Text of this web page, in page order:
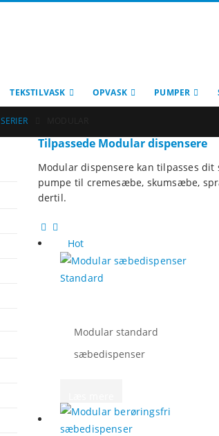
TEKSTILVASK OPVASK PUMPER
SERIER
Tilpassede Modular dispensere
Modular dispensere kan tilpasses
pumpe til cremesæbe, skumsæbe,
dertil.
Hot
Modular standard
sæbedispenser